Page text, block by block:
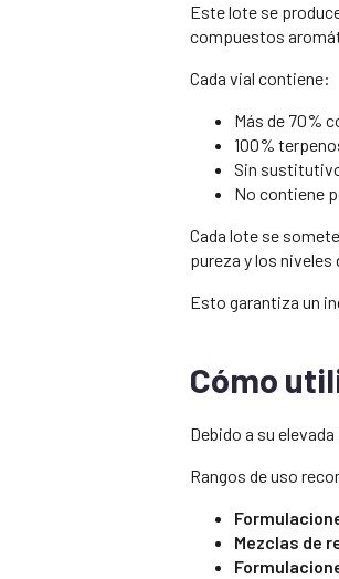
Este lote se
compuestos
Cada vial contiene:
Más de 70%
100%
Sin
No contiene
Cada lote se
pureza y los niveles
Esto garantiza un
Cómo
Debido a su
Rangos de uso
Mezclas de